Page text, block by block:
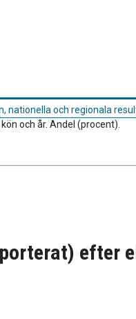
nationella och regionala
och år. Andel (procent).
efter